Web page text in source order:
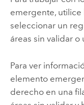
emergente, utilice
seleccionar un
áreas sin validar o
Para ver
elemento
derecho en una